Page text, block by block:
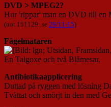
DVD > MPEG2?
Hur 'rippar' man en DVD till en
(not 151129: se 29/11-15)
Fågelmataren
En Talgoxe och två Blåmesar.
Antibiotikaapplicering
Duttad på ryggen med lösning
Tvättat och smörjt in den med